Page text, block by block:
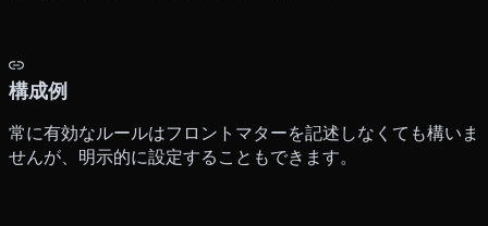
構成例
常に有効なルールはフロントマターを記述しなくても構いま
せんが、明示的に設定することもできます。